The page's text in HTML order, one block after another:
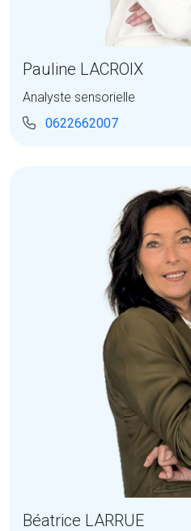
Pauline LACROIX
Analyste sensorielle
0622662007
Béatrice LARRUE